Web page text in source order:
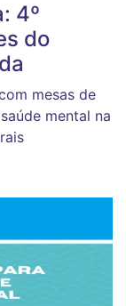
4º
do
mesas de
mental na